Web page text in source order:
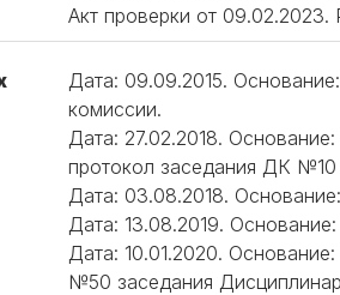
Акт проверки от 09.02.2023.
Дата: 09.09.2015.
комиссии.
Дата: 27.02.2018.
протокол заседания ДК №10
Дата: 03.08.2018.
Дата: 13.08.2019.
Дата: 10.01.2020.
№50 заседания